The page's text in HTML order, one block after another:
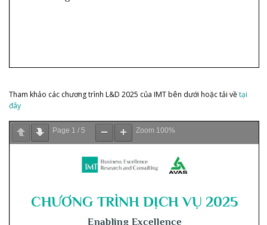
Tham khảo các chương trình L&D 2025 của IMT bên dưới hoặc tải vềtại
đây
Page 1 / 5 Zoom 100%